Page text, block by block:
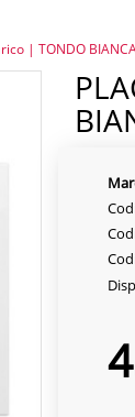
| TONDO
PLACCA VALSIR Tropea S | 2 Pulsanti Di Scarico | TONDO